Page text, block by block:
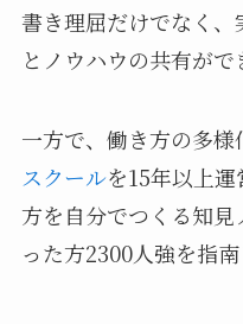
書き理屈だけでなく
とノウハウの共有がで
一方で、働き方の多様
スクールを15年以上
方を自分でつくる知
った方2300人強を指